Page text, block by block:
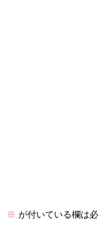
※ が付いている欄は必